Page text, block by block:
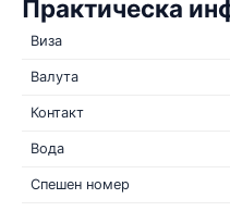
Практическа
Виза
Валута
Контакт
Вода
Спешен номер